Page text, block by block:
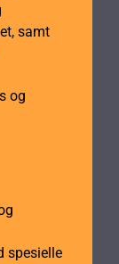
samt
og
spesielle